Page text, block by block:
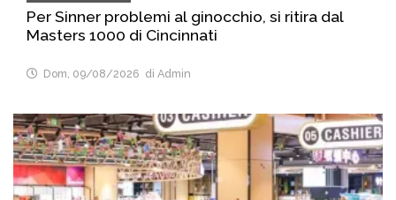
Per Sinner problemi al ginocchio, si ritira dal
Masters 1000 di Cincinnati
Dom, 09/08/2026 di Admin